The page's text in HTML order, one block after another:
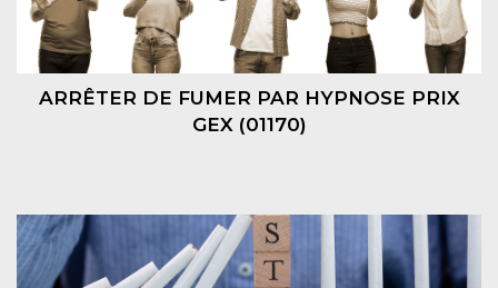
ARRÊTER DE FUMER PAR HYPNOSE PRIX
GEX (01170)